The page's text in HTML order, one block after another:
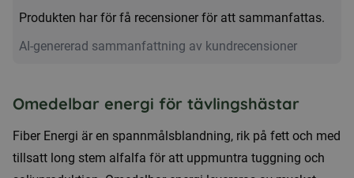
energi
anstängningar
Produkten har för få recensioner för att sammanfattas.
AI-genererad sammanfattning av kundrecensioner
Omedelbar energi för tävlingshästar
Fiber Energi är en spannmålsblandning, rik på fett och med
tillsatt long stem alfalfa för att uppmuntra tuggning och